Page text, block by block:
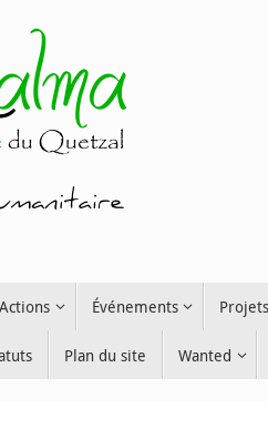
Actions Événements Projets
Plan du site Wanted